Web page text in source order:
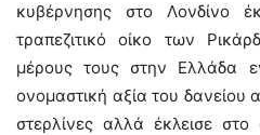
κυβέρνησης στο Λονδίνο
τραπεζιτικό οίκο των
μέρους τους στην Ελλάδα
ονομαστική αξία του δανείου
στερλίνες αλλά έκλεισε